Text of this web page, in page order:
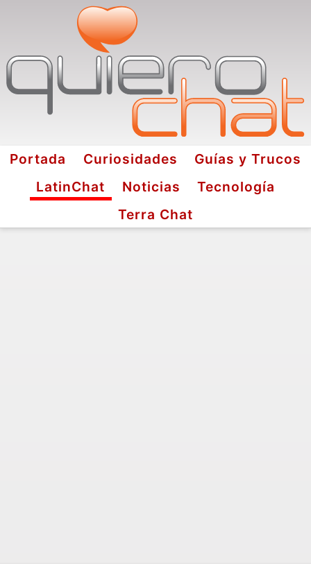
Portada Curiosidades
Guías y Trucos
LatinChat
Noticias
Tecnología
Terra Chat